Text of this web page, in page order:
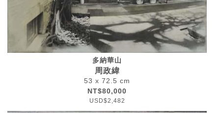
多納華山
周政緯
53 x 72.5 cm
NT$80,000
USD$2,482